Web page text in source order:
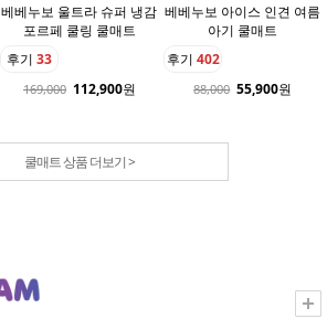
베베누보 울트라 슈퍼 냉감
포르페 쿨링 쿨매트
후기33
169,000 112,900원
베베누보 아이스 인견 여름
아기 쿨매트
후기 402
88,000 55,900원
쿨매트 상품 더보기 >